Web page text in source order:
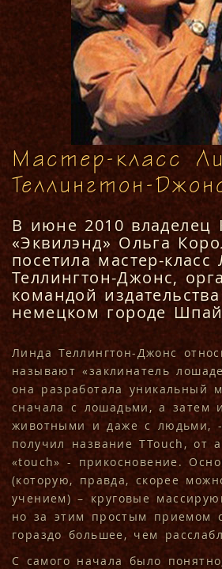
Мастер-класс
Теллингтон-
В июне 2010 владелец
«Эквилэнд» Ольга
посетила мастер-
Теллингтон-Джонс,
командой
немецком городе
Линда Теллингтон-Джонс
называют «заклинатель
она разработала уникальный
сначала с лошадьми, а затем
животными и даже с людьми,
получил название TTouch, от
«touch» - прикосновение.
(которую, правда, скорее
учением) – круговые
но за этим простым приемом
гораздо большее, чем
С самого начала было